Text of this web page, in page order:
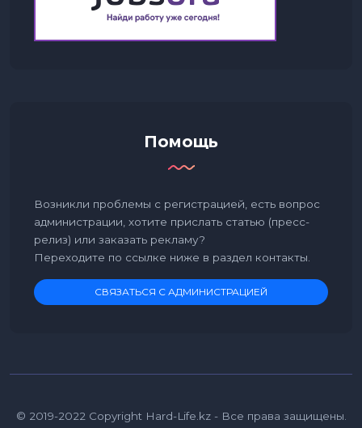
Помощь
Возникли проблемы с регистрацией, есть вопрос
администрации, хотите прислать статью (пресс-
релиз) или заказать рекламу?
Переходите по ссылке ниже в раздел контакты.
СВЯЗАТЬСЯ С АДМИНИСТРАЦИЕЙ
© 2019-2022 Copyright Hard-Life.kz - Все права защищены.